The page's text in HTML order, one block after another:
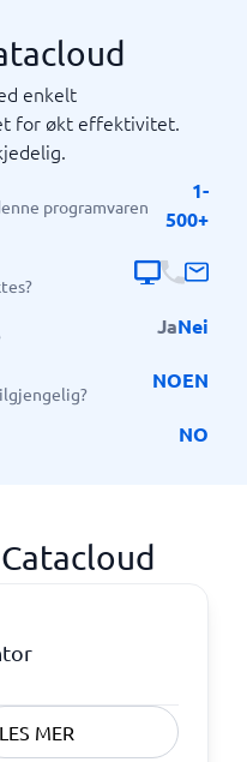
enkelt
for økt effektivitet.
programvaren
1-
500+
JaNei
NOEN
NO
LES MER